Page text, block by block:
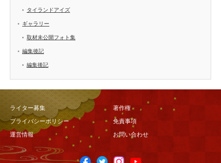
タイランドアイズ
ギャラリー
取材未公開フォト集
編集後記
編集後記
ライター募集
著作権
プライバシーポリシー
免責事項
運営情報
お問い合わせ